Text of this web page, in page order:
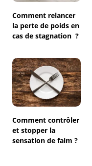
Comment relancer
la perte de poids en
cas de stagnation ?
Comment contrôler
et stopper la
sensation de faim ?